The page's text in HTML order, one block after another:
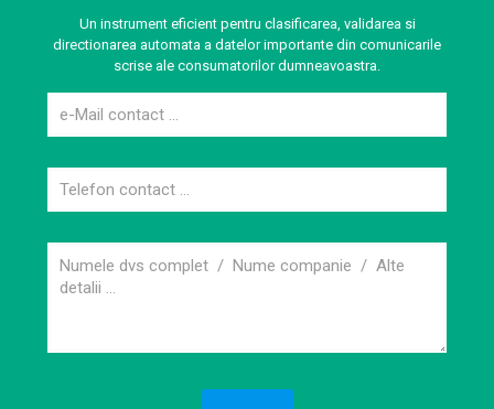
Un instrument eficient pentru clasificarea, validarea si
directionarea automata a datelor importante din comunicarile
scrise ale consumatorilor dumneavoastra.